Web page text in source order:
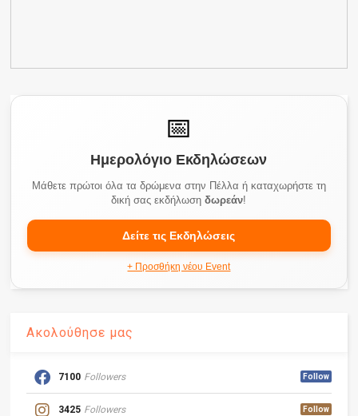
📅
Ημερολόγιο Εκδηλώσεων
Μάθετε πρώτοι όλα τα δρώμενα στην Πέλλα ή καταχωρήστε τη
δική σας εκδήλωσηδωρεάν!
Δείτε τις Εκδηλώσεις
+ Προσθήκη νέου Event
Ακολούθησε μας
7100 Followers Follow
3425 Followers Follow